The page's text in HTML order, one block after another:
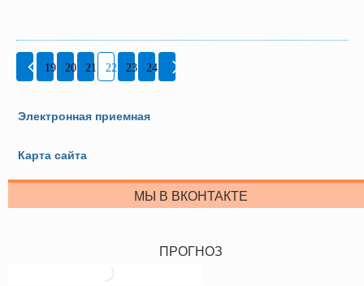
19 20 21 22 23 24
Электронная приемная
Карта сайта
МЫ В ВКОНТАКТЕ
ПРОГНОЗ